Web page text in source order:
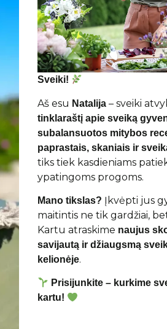
Sveiki!
Aš esu Natalija– sveiki
tinklaraštį apie sveiką
subalansuotos mitybos
paprastais, skaniais ir
tiks tiek kasdieniams
ypatingoms progoms.
Mano tikslas? Įkvėpti jus
maitintis ne tik gardžiai,
Kartu atraskime naujus
savijautą ir džiaugsmą
kelionėje.
Prisijunkite – kurkime
kartu!